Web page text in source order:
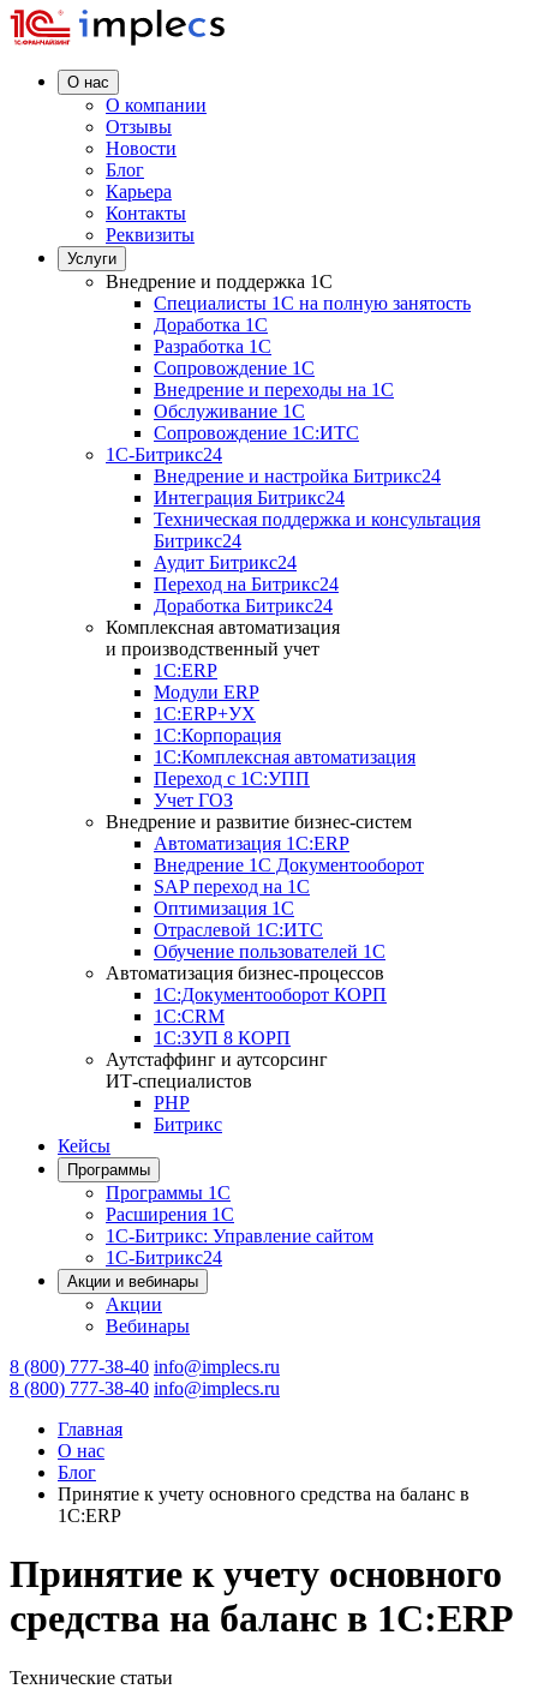
О нас
О компании
Отзывы
Новости
Блог
Карьера
Контакты
Реквизиты
Услуги
Внедрение и поддержка 1C
Специалисты 1C на полную занятость
Доработка 1C
Разработка 1C
Сопровождение 1C
Внедрение и переходы на 1C
Обслуживание 1C
Сопровождение 1C:ИТС
1С-Битрикс24
Внедрение и настройка Битрикс24
Интеграция Битрикс24
Техническая поддержка и консультация
Битрикс24
Аудит Битрикс24
Переход на Битрикс24
Доработка Битрикс24
Комплексная автоматизация
и производственный учет
1С:ERP
Модули ERP
1C:ERP+УХ
1С:Корпорация
1С:Комплексная автоматизация
Переход с 1С:УПП
Учет ГОЗ
Внедрение и развитие бизнес-систем
Автоматизация 1С:ERP
Внедрение 1С Документооборот
SAP переход на 1С
Оптимизация 1С
Отраслевой 1С:ИТС
Обучение пользователей 1С
Автоматизация бизнес-процессов
1С:Документооборот КОРП
1С:CRM
1С:ЗУП 8 КОРП
Аутстаффинг и аутсорсинг
ИТ-специалистов
PHP
Битрикс
Кейсы
Программы
Программы 1С
Расширения 1С
1С-Битрикс: Управление сайтом
1С-Битрикс24
Акции и вебинары
Акции
Вебинары
8 (800) 777-38-40 info@implecs.ru
8 (800) 777-38-40 info@implecs.ru
Главная
О нас
Блог
Принятие к учету основного средства на баланс в
1С:ERP
Принятие к учету основного
средства на баланс в 1С:ERP
Технические статьи